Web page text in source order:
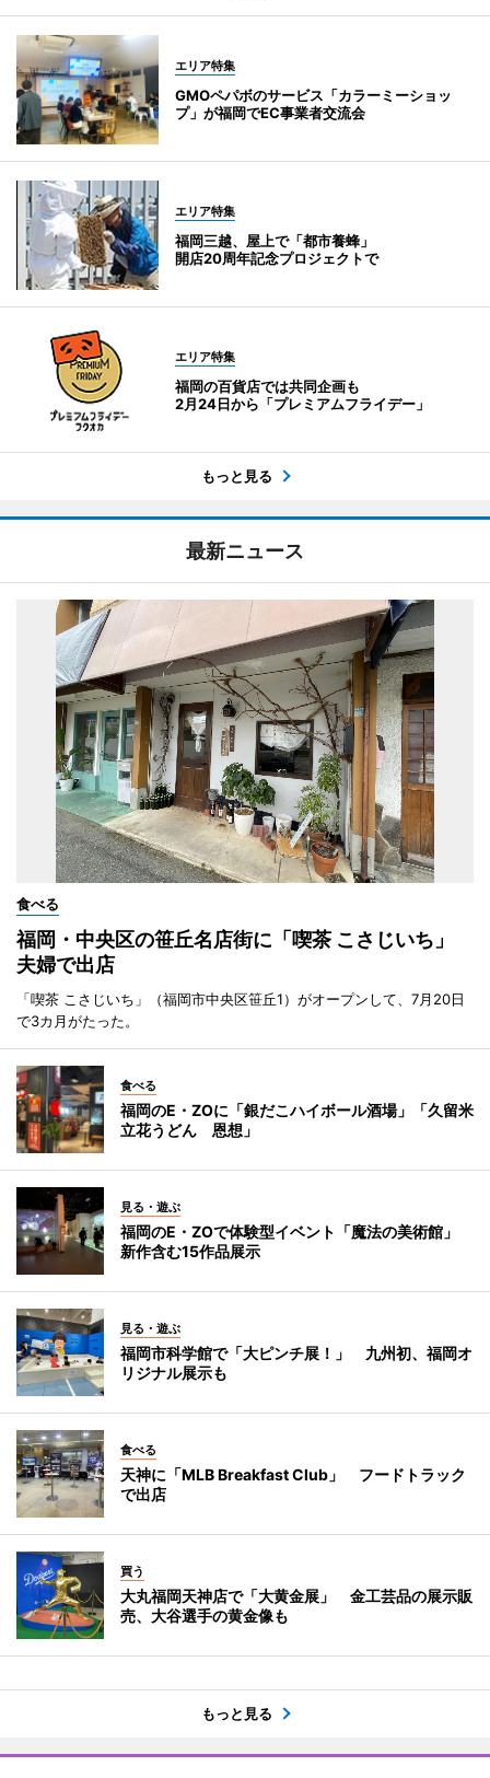
エリア特集
GMOペパボのサービス「カラーミーショッ
プ」が福岡でEC事業者交流会
エリア特集
福岡三越、屋上で「都市養蜂」
開店20周年記念プロジェクトで
エリア特集
福岡の百貨店では共同企画も
2月24日から「プレミアムフライデー」
もっと見る
最新ニュース
食べる
福岡・中央区の笹丘名店街に「喫茶 こさじいち」
夫婦で出店
「喫茶 こさじいち」（福岡市中央区笹丘1）がオープンして、7月20日
で3カ月がたった。
食べる
福岡のE・ZOに「銀だこハイボール酒場」「久留米
立花うどん 恩想」
見る・遊ぶ
福岡のE・ZOで体験型イベント「魔法の美術館」
新作含む15作品展示
見る・遊ぶ
福岡市科学館で「大ピンチ展！」 九州初、福岡オ
リジナル展示も
食べる
天神に「MLB Breakfast Club」 フードトラック
で出店
買う
大丸福岡天神店で「大黄金展」 金工芸品の展示販
売、大谷選手の黄金像も
もっと見る